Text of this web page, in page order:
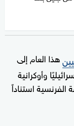
هذا العام إلى
لا يقلّ عن 226 فلسطينيًا و32 إسرائيليًا وأوكرانية
الفرنسية استناداً